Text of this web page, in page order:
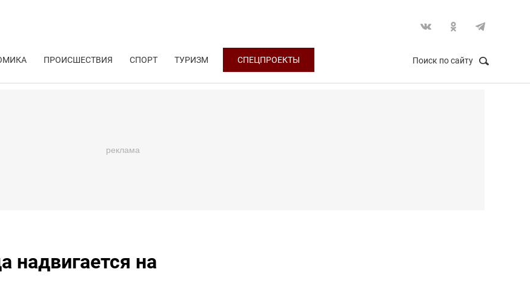
ПРОИСШЕСТВИЯ СПОРТ ТУРИЗМ СПЕЦПРОЕКТЫ Поиск по сайту
надвигается на